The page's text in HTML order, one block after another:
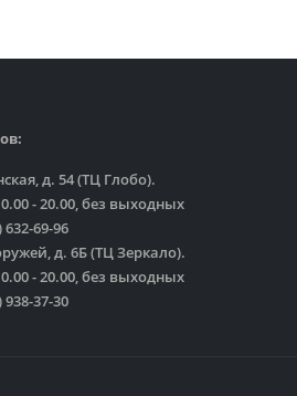
д. 54 (ТЦ Глобо).
- 20.00, без выходных
69-96
д. 6Б (ТЦ Зеркало).
- 20.00, без выходных
37-30